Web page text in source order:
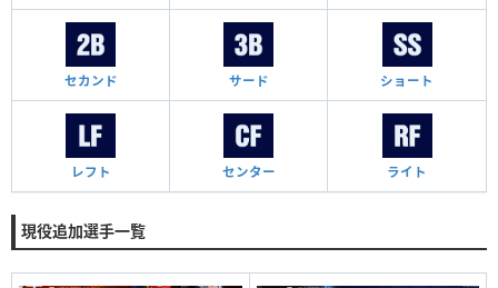
セカンド サード ショート
レフト センター ライト
現役追加選手一覧